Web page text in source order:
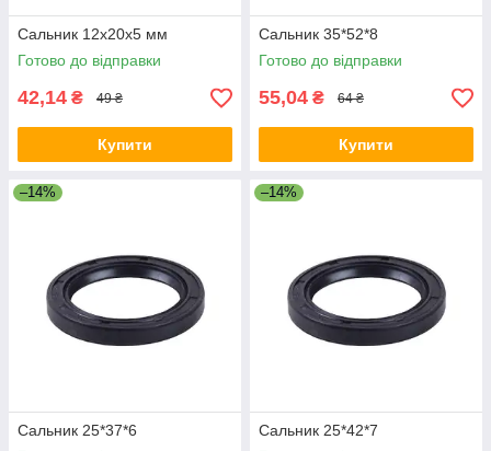
Сальник 12x20x5 мм
Готово до відправки
42,14 ₴ 49 ₴
Купити
Сальник 35*52*8
Готово до відправки
55,04 ₴ 64 ₴
Купити
–14%
Сальник 25*37*6
–14%
Сальник 25*42*7